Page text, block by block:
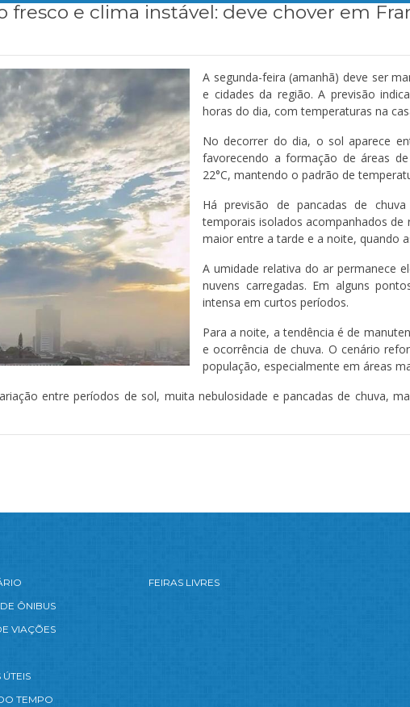
fresco e clima instável: deve chover em
A segunda-feira (amanhã) deve ser
e cidades da região. A previsão
horas do dia, com temperaturas na
No decorrer do dia, o sol aparece
favorecendo a formação de áreas
22°C, mantendo o padrão de
Há previsão de pancadas de
temporais isolados acompanhados de
maior entre a tarde e a noite, quando
A umidade relativa do ar permanece
nuvens carregadas. Em alguns
intensa em curtos períodos.
Para a noite, a tendência é de
e ocorrência de chuva. O cenário
população, especialmente em áreas
entre períodos de sol, muita nebulosidade e pancadas de chuva,
ÔNIBUS
VIAÇÕES
ÚTEIS
TEMPO
FEIRAS LIVRES